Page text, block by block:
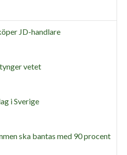
JD-handlare
vetet
i Sverige
ska bantas med 90 procent